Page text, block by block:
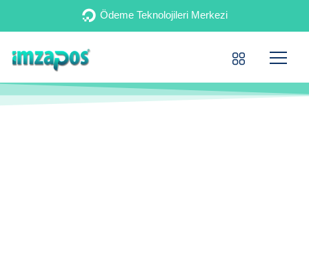
Ödeme Teknolojileri Merkezi